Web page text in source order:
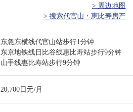
> 周边地图
> 搜索代官山・恵比寿房产
东急东横线代官山站步行1分钟
东京地铁线日比谷线惠比寿站步行9分钟
山手线惠比寿站步行9分钟
20,700日元/月